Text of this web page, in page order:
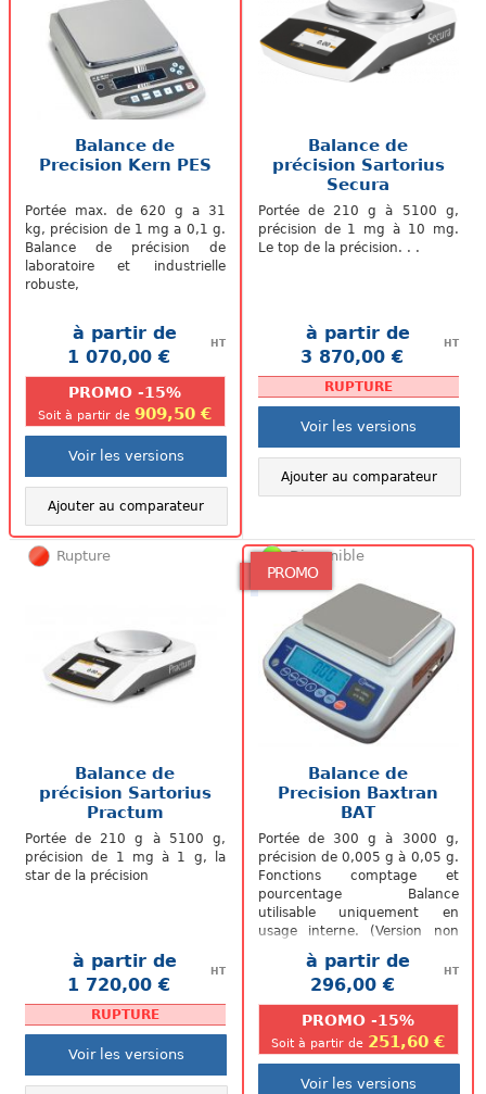
Balance de
Precision Kern PES
Portée max. de 620 g a 31
kg, précision de 1 mg a 0,1 g.
Balance de précision de
laboratoire et industrielle
robuste,
à partir de
1 070,00 €
HT
PROMO -15%
Soit à partir de909,50 €
Voir les versions
Ajouter au comparateur
Balance de
précision Sartorius
Secura
Portée de 210 g à 5100 g,
précision de 1 mg à 10 mg.
Le top de la précision. . .
à partir de
3 870,00 €
HT
RUPTURE
Voir les versions
Ajouter au comparateur
Rupture
Balance de
précision Sartorius
Practum
Portée de 210 g à 5100 g,
précision de 1 mg à 1 g, la
star de la précision
à partir de
1 720,00 €
HT
RUPTURE
Voir les versions
PROMO
Disponible
Balance de
Precision Baxtran
BAT
Portée de 300 g à 3000 g,
précision de 0,005 g à 0,05 g.
Fonctions comptage et
pourcentage Balance
utilisable uniquement en
usage interne. (Version non
homologable)
à partir de
296,00 €
HT
PROMO -15%
Soit à partir de 251,60 €
Voir les versions